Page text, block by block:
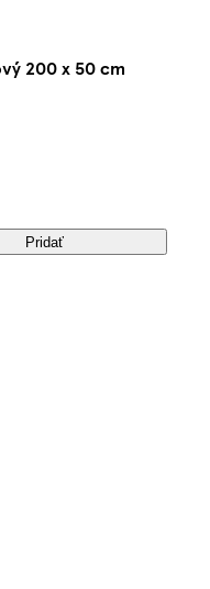
200 x 50 cm
Pridať